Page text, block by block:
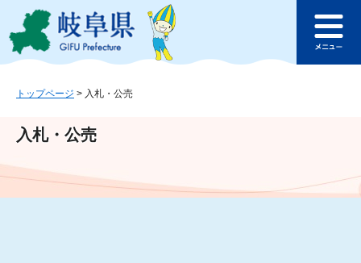
ジ
ュ
文
このページの本文へ
ュ
トップページ > 入札・公売
入札・公売